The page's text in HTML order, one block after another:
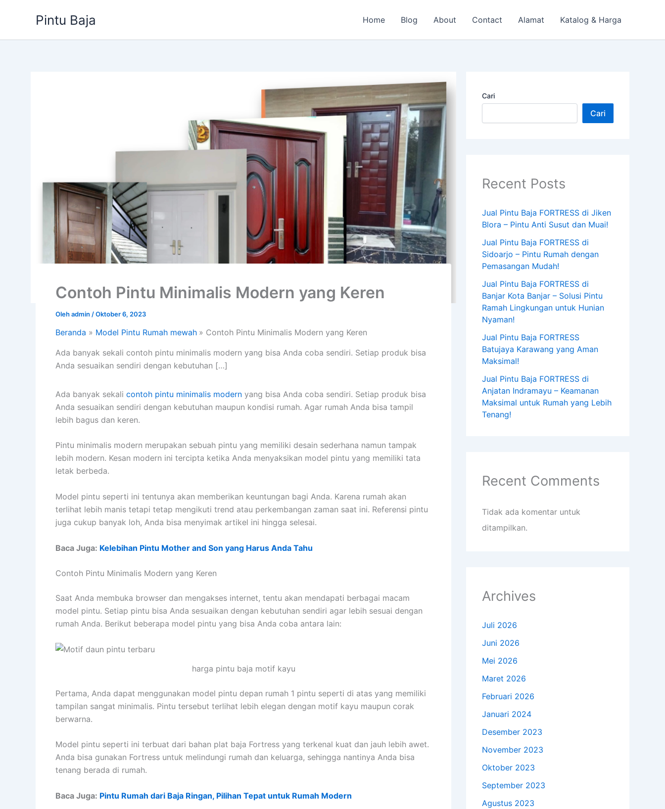
Pintu Baja Home Blog About Contact Alamat Katalog & Harga
Contoh Pintu Minimalis Modern yang Keren
Olehadmin /Oktober 6, 2023
Beranda Model Pintu Rumah mewah Contoh Pintu Minimalis Modern yang Keren
Ada banyak sekali contoh pintu minimalis modern yang bisa Anda coba sendiri. Setiap produk bisa
Anda sesuaikan sendiri dengan kebutuhan […]
Ada banyak sekali contoh pintu minimalis modern yang bisa Anda coba sendiri. Setiap produk bisa
Anda sesuaikan sendiri dengan kebutuhan maupun kondisi rumah. Agar rumah Anda bisa tampil
lebih bagus dan keren.
Pintu minimalis modern merupakan sebuah pintu yang memiliki desain sederhana namun tampak
lebih modern. Kesan modern ini tercipta ketika Anda menyaksikan model pintu yang memiliki tata
letak berbeda.
Model pintu seperti ini tentunya akan memberikan keuntungan bagi Anda. Karena rumah akan
terlihat lebih manis tetapi tetap mengikuti trend atau perkembangan zaman saat ini. Referensi pintu
juga cukup banyak loh, Anda bisa menyimak artikel ini hingga selesai.
Baca Juga: Kelebihan Pintu Mother and Son yang Harus Anda Tahu
Contoh Pintu Minimalis Modern yang Keren
Saat Anda membuka browser dan mengakses internet, tentu akan mendapati berbagai macam
model pintu. Setiap pintu bisa Anda sesuaikan dengan kebutuhan sendiri agar lebih sesuai dengan
rumah Anda. Berikut beberapa model pintu yang bisa Anda coba antara lain:
harga pintu baja motif kayu
Pertama, Anda dapat menggunakan model pintu depan rumah 1 pintu seperti di atas yang memiliki
tampilan sangat minimalis. Pintu tersebut terlihat lebih elegan dengan motif kayu maupun corak
berwarna.
Model pintu seperti ini terbuat dari bahan plat baja Fortress yang terkenal kuat dan jauh lebih awet.
Anda bisa gunakan Fortress untuk melindungi rumah dan keluarga, sehingga nantinya Anda bisa
tenang berada di rumah.
Baca Juga: Pintu Rumah dari Baja Ringan, Pilihan Tepat untuk Rumah Modern
Cari
Cari
Recent Posts
Jual Pintu Baja FORTRESS di Jiken
Blora – Pintu Anti Susut dan Muai!
Jual Pintu Baja FORTRESS di
Sidoarjo – Pintu Rumah dengan
Pemasangan Mudah!
Jual Pintu Baja FORTRESS di
Banjar Kota Banjar – Solusi Pintu
Ramah Lingkungan untuk Hunian
Nyaman!
Jual Pintu Baja FORTRESS
Batujaya Karawang yang Aman
Maksimal!
Jual Pintu Baja FORTRESS di
Anjatan Indramayu – Keamanan
Maksimal untuk Rumah yang Lebih
Tenang!
Recent Comments
Tidak ada komentar untuk
ditampilkan.
Archives
Juli 2026
Juni 2026
Mei 2026
Maret 2026
Februari 2026
Januari 2024
Desember 2023
November 2023
Oktober 2023
September 2023
Agustus 2023